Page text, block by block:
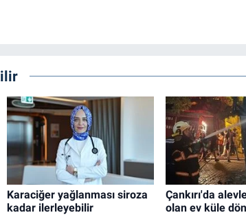
Karaciğer yağlanması siroza
kadar ilerleyebilir
Çankırı'da
olan ev küle